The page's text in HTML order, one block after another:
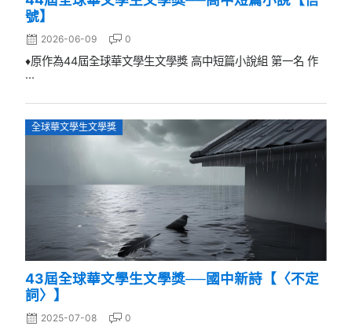
號】
2026-06-09 0
♦原作為44屆全球華文學生文學獎 高中短篇小說組 第一名 作
...
全球華文學生文學獎
43屆全球華文學生文學獎──國中新詩【〈不定
詞〉】
2025-07-08 0